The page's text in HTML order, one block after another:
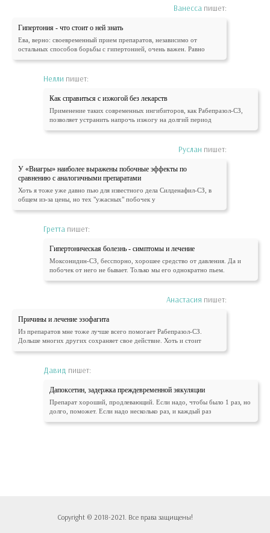
Ванесса пишет:
Гипертония - что стоит о ней знать
Ева, верно: своевременный прием препаратов, независимо от
остальных способов борьбы с гипертонией, очень важен. Равно
Нелли пишет:
Как справиться с изжогой без лекарств
Применение таких современных ингибиторов, как Рабепразол-СЗ,
позволяет устранить напрочь изжогу на долгий период
Руслан пишет:
У «Виагры» наиболее выражены побочные эффекты по
сравнению с аналогичными препаратами
Хоть я тоже уже давно пью для известного дела Силденафил-СЗ, в
общем из-за цены, но тех "ужасных" побочек у
Гретта пишет:
Гипертоническая болезнь - симптомы и лечение
Моксонидин-СЗ, бесспорно, хорошее средство от давления. Да и
побочек от него не бывает. Только мы его однократно пьем.
Анастасия пишет:
Причины и лечение эзофагита
Из препаратов мне тоже лучше всего помогает Рабепразол-СЗ.
Дольше многих других сохраняет свое действие. Хоть и стоит
Давид пишет:
Дапоксетин, задержка преждевременной эякуляции
Препарат хороший, продлевающий. Если надо, чтобы было 1 раз, но
долго, поможет. Если надо несколько раз, и каждый раз
Copyright © 2018-2021. Все права защищены!